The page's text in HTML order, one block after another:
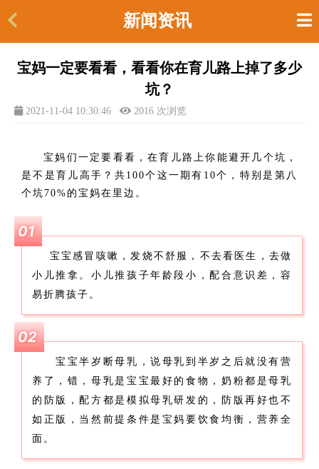
新闻资讯
宝妈一定要看看，看看你在育儿路上掉了多少
坑？
2021-11-04 10:30:46 2016 次浏览
宝妈们一定要看看，在育儿路上你能避开几个坑，
是不是育儿高手？共100个这一期有10个，特别是第八
个坑70%的宝妈在里边。
01
宝宝感冒咳嗽，发烧不舒服，不去看医生，去做
小儿推拿。小儿推孩子年龄段小，配合意识差，容
易折腾孩子。
02
宝宝半岁断母乳，说母乳到半岁之后就没有营
养了，错，母乳是宝宝最好的食物，奶粉都是母乳
的防版，配方都是模拟母乳研发的，防版再好也不
如正版，当然前提条件是宝妈要饮食均衡，营养全
面。